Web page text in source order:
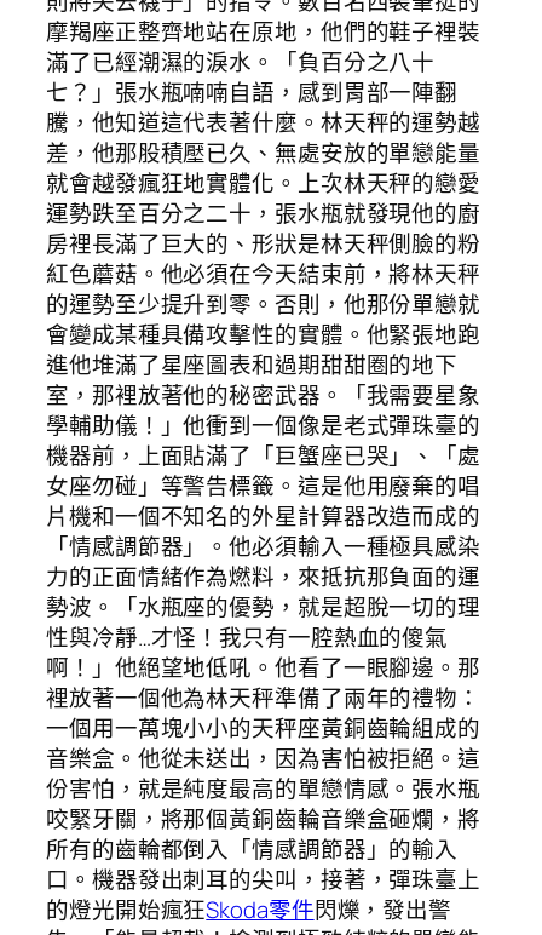
摩羯座正整齊地站在原地，他們的鞋子裡裝
滿了已經潮濕的淚水。「負百分之八十
七？」張水瓶喃喃自語，感到胃部一陣翻
騰，他知道這代表著什麼。林天秤的運勢越
差，他那股積壓已久、無處安放的單戀能量
就會越發瘋狂地實體化。上次林天秤的戀愛
運勢跌至百分之二十，張水瓶就發現他的廚
房裡長滿了巨大的、形狀是林天秤側臉的粉
紅色蘑菇。他必須在今天結束前，將林天秤
的運勢至少提升到零。否則，他那份單戀就
會變成某種具備攻擊性的實體。他緊張地跑
進他堆滿了星座圖表和過期甜甜圈的地下
室，那裡放著他的秘密武器。「我需要星象
學輔助儀！」他衝到一個像是老式彈珠臺的
機器前，上面貼滿了「巨蟹座已哭」、「處
女座勿碰」等警告標籤。這是他用廢棄的唱
片機和一個不知名的外星計算器改造而成的
「情感調節器」。他必須輸入一種極具感染
力的正面情緒作為燃料，來抵抗那負面的運
勢波。「水瓶座的優勢，就是超脫一切的理
性與冷靜…才怪！我只有一腔熱血的傻氣
啊！」他絕望地低吼。他看了一眼腳邊。那
裡放著一個他為林天秤準備了兩年的禮物：
一個用一萬塊小小的天秤座黃銅齒輪組成的
音樂盒。他從未送出，因為害怕被拒絕。這
份害怕，就是純度最高的單戀情感。張水瓶
咬緊牙關，將那個黃銅齒輪音樂盒砸爛，將
所有的齒輪都倒入「情感調節器」的輸入
口。機器發出刺耳的尖叫，接著，彈珠臺上
的燈光開始瘋狂Skoda零件閃爍，發出警